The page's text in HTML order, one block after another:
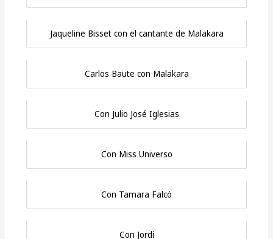
Jaqueline Bisset con el cantante de Malakara
Carlos Baute con Malakara
Con Julio José Iglesias
Con Miss Universo
Con Tamara Falcó
Con Jordi